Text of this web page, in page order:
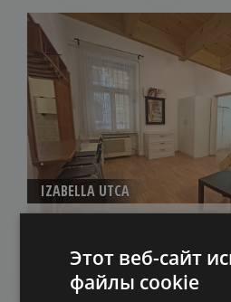
IZABELLA UTCA
250.000 HUF
Этот веб-сайт
файлы cookie